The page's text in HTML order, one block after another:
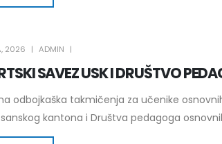
SAVEZ USK I DRUŠTVO
2026 ADMIN
odbojkaška takmičenja za učenike
kantona i Društva pedagoga